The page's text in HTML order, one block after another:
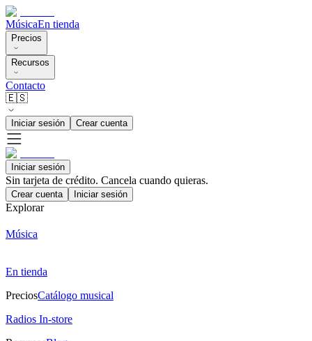
MúsicaEn tienda
Precios
Recursos
Contacto
🇪🇸
Iniciar sesión Crear cuenta
Iniciar sesión
Sin tarjeta de crédito. Cancela cuando quieras.
Crear cuenta Iniciar sesión
Explorar
Música
En tienda
PreciosCatálogo musical
Radios In-store